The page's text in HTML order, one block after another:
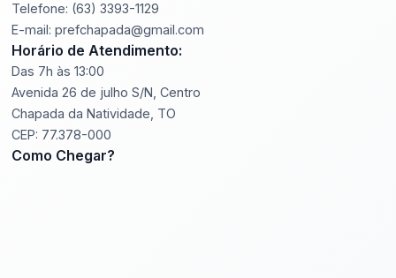
Telefone: (63) 3393-1129
E-mail: prefchapada@gmail.com
Horário de Atendimento:
Das 7h às 13:00
Avenida 26 de julho S/N, Centro
Chapada da Natividade, TO
CEP: 77.378-000
Como Chegar?